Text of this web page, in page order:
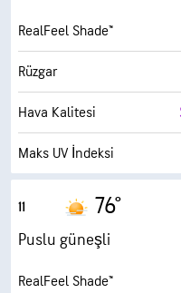
Çiy Noktası
AccuLumen Brightness
Bulutlarla Kaplı
Görüş Alanı
RealFeel Shade™
Rüzgar
Hava Kalitesi
Maks UV İndeksi
Kuvvetli Rüzgarlar
Nem
Çiy Noktası
11 76°
Puslu güneşli
RealFeel Shade™